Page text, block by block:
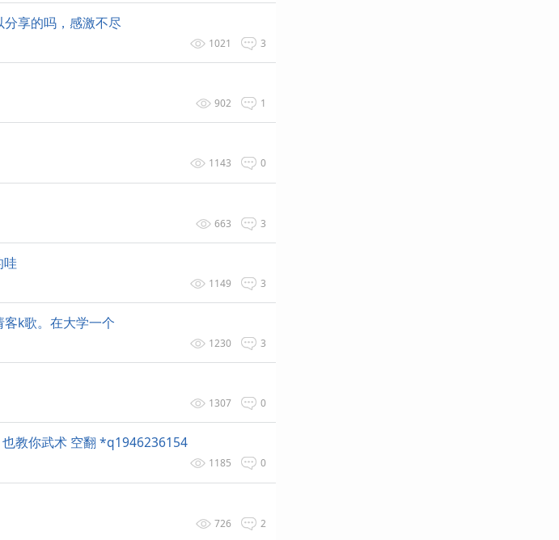
享的吗，感激不尽
3
1021
1
902
0
1143
3
663
哇
3
1149
k歌。在大学一个
3
1230
0
1307
教你武术 空翻 *q1946236154
0
1185
2
726